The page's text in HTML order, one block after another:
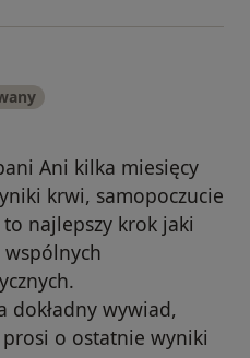
Ani kilka miesięcy
krwi, samopoczucie
najlepszy krok jaki
dokładny wywiad,
o ostatnie wyniki